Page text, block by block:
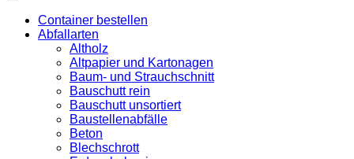
Container bestellen
Abfallarten
Altholz
Altpapier und Kartonagen
Baum- und Strauchschnitt
Bauschutt rein
Bauschutt unsortiert
Baustellenabfälle
Beton
Blechschrott